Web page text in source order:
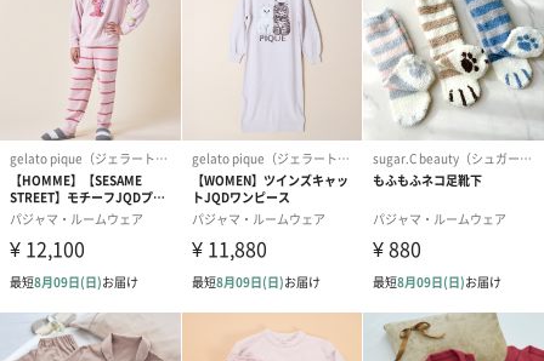
ダンボール装飾（ひま
わり）（720円）
ダンボール装飾（チュ
ーリップ）（720円）
ダンボール装
ト）（580円）